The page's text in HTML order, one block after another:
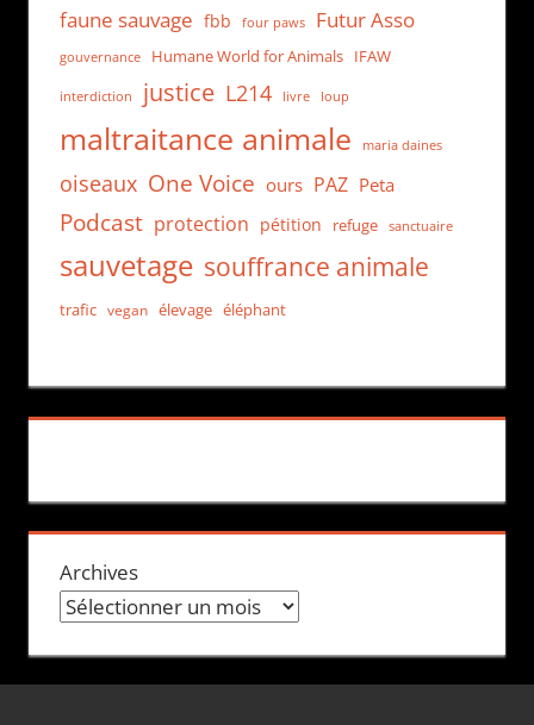
faune sauvage fbb four paws Futur Asso
gouvernance Humane World for Animals IFAW
interdiction justice L214 livre loup
maltraitance animale maria daines
oiseaux One Voice ours PAZ Peta
Podcast protection pétition refuge sanctuaire
sauvetage souffrance animale
trafic vegan élevage éléphant
Archives